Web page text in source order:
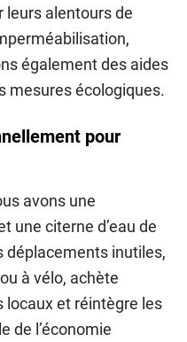
leurs alentours de
également des aides
mesures écologiques.
pour
avons une
une citerne d’eau de
déplacements inutiles,
à vélo, achète
et réintègre les
de l’économie